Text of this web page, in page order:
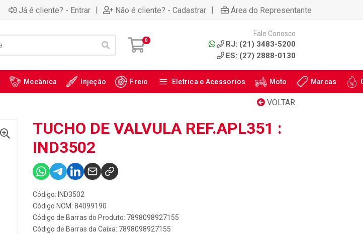
Já é cliente? - Entrar | Não é cliente? - Cadastrar | Área do Representante
0
Fale Conosco
RJ: (21) 3483-5200
ES: (27) 2888-0130
Mecânica Injeção Freio Eletrica e Acessorios Moto Marcas
VOLTAR
TUCHO DE VALVULA REF.APL351 :
IND3502
Código: IND3502
Código NCM: 84099190
Código de Barras do Produto: 7898098927155
Código de Barras da Caixa: 7898098927155